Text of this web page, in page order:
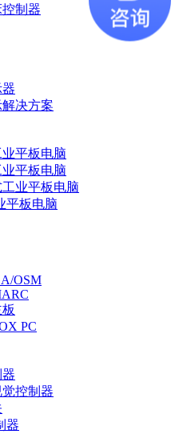
制器
决方案
平板电脑
平板电脑
业平板电脑
平板电脑
OSM
PC
控制器
器